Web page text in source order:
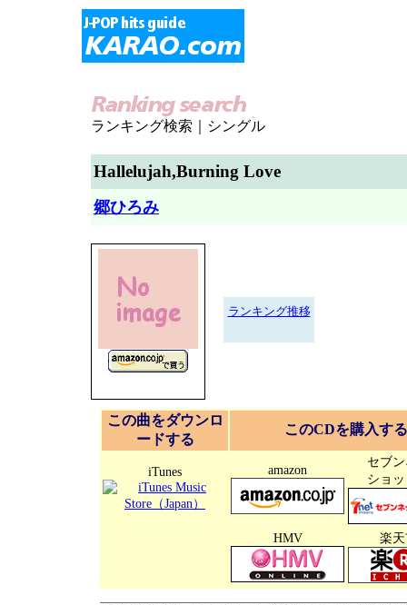
ランキング検索｜シングル
Hallelujah,Burning Love
郷ひろみ
ランキング推移
この曲をダウンロ
ードする
このCDを購入する
iTunes amazon
セブ
ショ
HMV 楽